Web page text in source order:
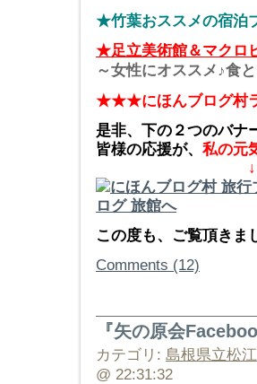
★竹葉おススメの宿泊
★足立美術館＆マクロ
～女性にオススメ♪食
★★★にほんブログ村
是非、下の２つのバナ
皆様の応援が、 私の元
↓
この度も、ご覧頂き
Comments (12)
『矢の原会
カテゴリ: 島根県立松
@ 22:31:32